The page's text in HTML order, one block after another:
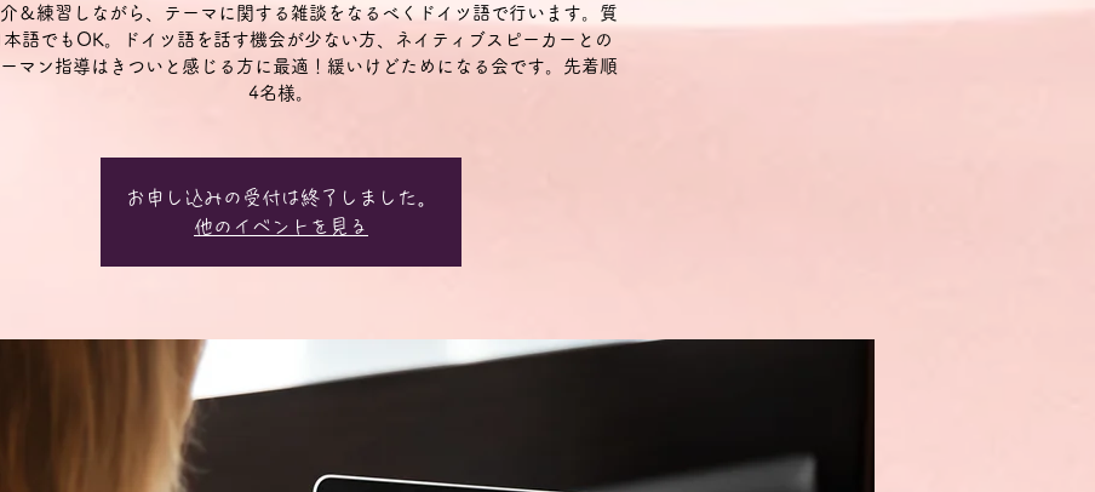
＆練習しながら、テーマに関する雑談をなるべくドイツ語で行います。質
本語でもOK。ドイツ語を話す機会が少ない方、ネイティブスピーカーとの
マン指導はきついと感じる方に最適！緩いけどためになる会です。先着順
4名様。
お申し込みの受付は終了しました。
他のイベントを見る